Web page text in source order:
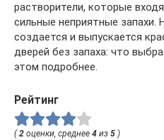
растворители, которые
сильные неприятные запахи.
создается и выпускается
дверей без запаха: что
этом подробнее.
Рейтинг
( 2 оценки, среднее 4 из 5 )